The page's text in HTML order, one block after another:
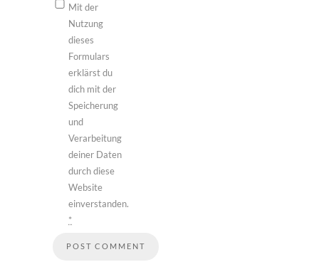
Mit der
Nutzung
dieses
Formulars
erklärst du
dich mit der
Speicherung
und
Verarbeitung
deiner Daten
durch diese
Website
einverstanden.
*